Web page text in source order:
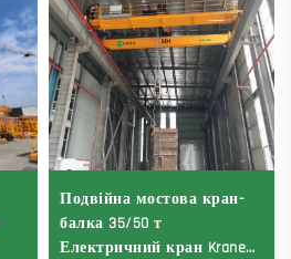
Подвійна мостова кран-
балка 35/50 т
Електричний кран Krane